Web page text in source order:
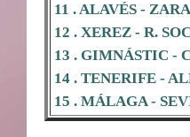
11 . ALAVÉS -
12 . XEREZ - R.
13 . GIMNÁSTIC -
14 . TENERIFE -
15 . MÁLAGA -